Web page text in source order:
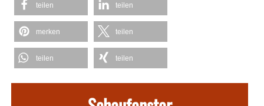
teilen teilen
merken teilen
teilen teilen